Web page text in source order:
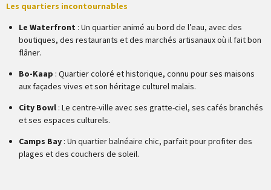
Les quartiers incontournables
Le Waterfront : Un quartier animé au bord de l’eau, avec des
boutiques, des restaurants et des marchés artisanaux où il fait bon
flâner.
Bo-Kaap : Quartier coloré et historique, connu pour ses maisons
aux façades vives et son héritage culturel malais.
City Bowl : Le centre-ville avec ses gratte-ciel, ses cafés branchés
et ses espaces culturels.
Camps Bay : Un quartier balnéaire chic, parfait pour profiter des
plages et des couchers de soleil.